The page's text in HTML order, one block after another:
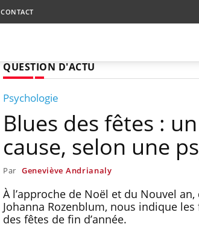
CONTACT
QUESTION D'ACTU
Psychologie
Blues des fêtes :
cause, selon une
Par Geneviève Andrianaly
À l’approche de Noël et du Nouvel
Johanna Rozenblum, nous indique
des fêtes de fin d’année.